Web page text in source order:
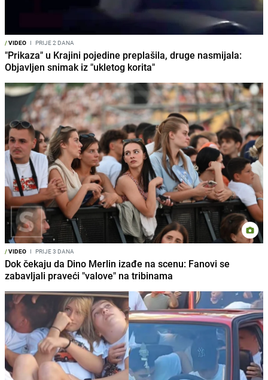
/VIDEO I PRIJE 2 DANA
"Prikaza" u Krajini pojedine preplašila, druge nasmijala:
Objavljen snimak iz "ukletog korita"
/VIDEO I PRIJE 3 DANA
Dok čekaju da Dino Merlin izađe na scenu: Fanovi se
zabavljali praveći "valove" na tribinama